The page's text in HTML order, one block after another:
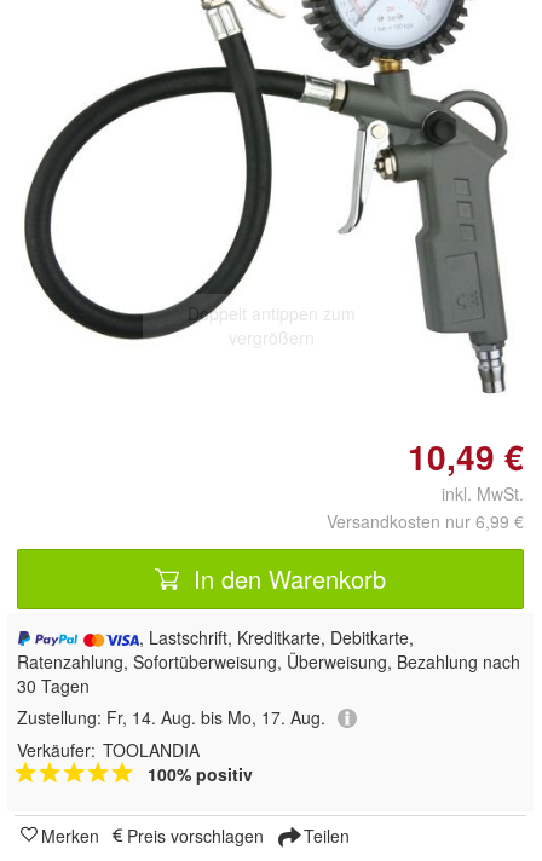
Doppelt antippen zum
vergrößern
10,49 €
inkl. MwSt.
Versandkosten nur 6,99 €
In den Warenkorb
, Lastschrift, Kreditkarte, Debitkarte,
Ratenzahlung, Sofortüberweisung, Überweisung, Bezahlung nach
30 Tagen
Zustellung: Fr, 14. Aug. bis Mo, 17. Aug.
Verkäufer: TOOLANDIA
100% positiv
Merken Preis vorschlagen Teilen